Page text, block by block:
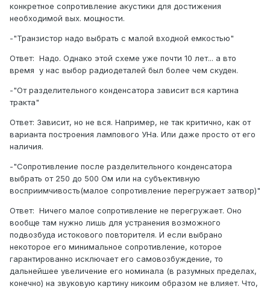
конкретное сопротивление акустики для достижения
необходимой вых. мощности.
-"Транзистор надо выбрать с малой входной емкостью"
Ответ: Надо. Однако этой схеме уже почти 10 лет... а вто
время у нас выбор радиодеталей был более чем скуден.
-"От разделительного конденсатора зависит вся картина
тракта"
Ответ: Зависит, но не вся. Например, не так критично, как от
варианта построения лампового УНа. Или даже просто от его
наличия.
-"Сопротивление после разделительного конденсатора
выбрать от 250 до 500 Ом или на субъективную
восприимчивость(малое сопротивление перегружает затвор)"
Ответ: Ничего малое сопротивление не перегружает. Оно
вообще там нужно лишь для устранения возможного
подвозбуда истокового повторителя. И если выбрано
некоторое его минимальное сопротивление, которое
гарантированно исключает его самовозбуждение, то
дальнейшее увеличение его номинала (в разумных пределах,
конечно) на звуковую картину никоим образом не влияет. Что,